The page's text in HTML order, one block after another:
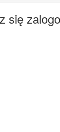
się